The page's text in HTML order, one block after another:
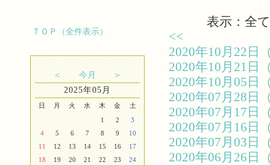
ＴＯＰ（全件表示）
＜ 今月
＞
2025年05月
日 月 火 水 木 金
土
1
2
3
4
5 6 7 8 9
10
11
12 13 14 15 16
17
18
19 20 21 22 23
24
表示：全て
<<
2020年10月22
2020年10月21
2020年10月05
2020年07月28
2020年07月17
2020年07月16
2020年07月03
2020年06月26